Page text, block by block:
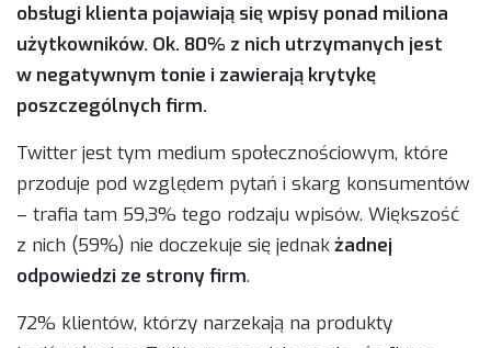
obsługi klienta pojawiają się wpisy ponad miliona
użytkowników. Ok. 80% z nich utrzymanych jest
w negatywnym tonie i zawierają krytykę
poszczególnych firm.
Twitter jest tym medium społecznościowym, które
przoduje pod względem pytań i skarg konsumentów
– trafia tam 59,3% tego rodzaju wpisów. Większość
z nich (59%) nie doczekuje się jednakżadnej
odpowiedzi ze strony firm.
72% klientów, którzy narzekają na produkty